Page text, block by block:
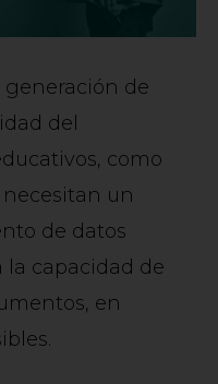
de
del
como
un
de datos
la capacidad de
en